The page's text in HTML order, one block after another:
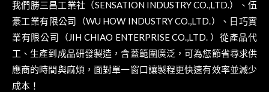
我們勝三昌工業社（SENSATION INDUSTRY CO.,LTD.）、伍
豪工業有限公司（WU HOW INDUSTRY CO.,LTD.）、日巧實
業有限公司（JIH CHIAO ENTERPRISE CO.,LTD. ）從產品代
工、生產到成品研發製造，含蓋範圍廣泛，可為您節省尋求供
應商的時間與麻煩，面對單一窗口讓製程更快速有效率並減少
成本！